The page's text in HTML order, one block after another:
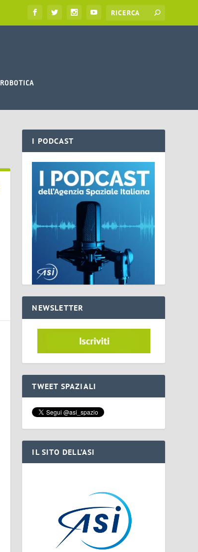
ROBOTICA
I PODCAST
NEWSLETTER
TWEET SPAZIALI
IL SITO DELL’ASI